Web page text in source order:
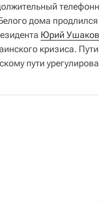
дома
Юрий Ушаков
кризиса.
пути